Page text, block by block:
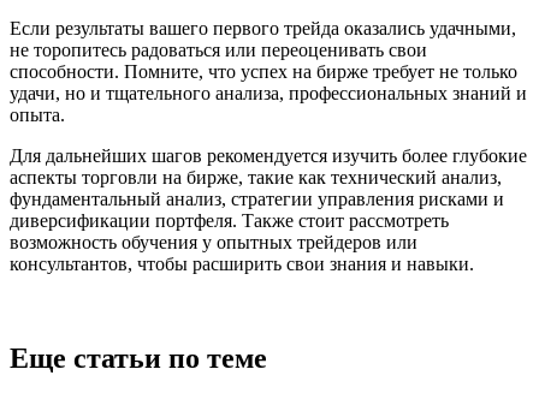
Если результаты вашего первого трейда оказались удачными,
не торопитесь радоваться или переоценивать свои
способности. Помните, что успех на бирже требует не только
удачи, но и тщательного анализа, профессиональных знаний и
опыта.
Для дальнейших шагов рекомендуется изучить более глубокие
аспекты торговли на бирже, такие как технический анализ,
фундаментальный анализ, стратегии управления рисками и
диверсификации портфеля. Также стоит рассмотреть
возможность обучения у опытных трейдеров или
консультантов, чтобы расширить свои знания и навыки.
Еще статьи по теме